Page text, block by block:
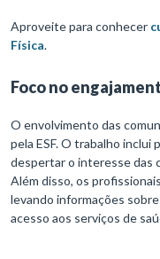
Aproveite para conhecer
Física.
Foco no
O envolvimento das
pela ESF. O trabalho inclui
despertar o interesse das
Além disso, os
levando informações
acesso aos serviços de